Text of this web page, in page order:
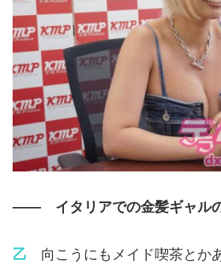
—— イタリアでの金髪ギャル
乙 向こうにもメイド喫茶とか